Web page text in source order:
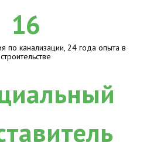
16
по канализации, 24 года опыта в
строительстве